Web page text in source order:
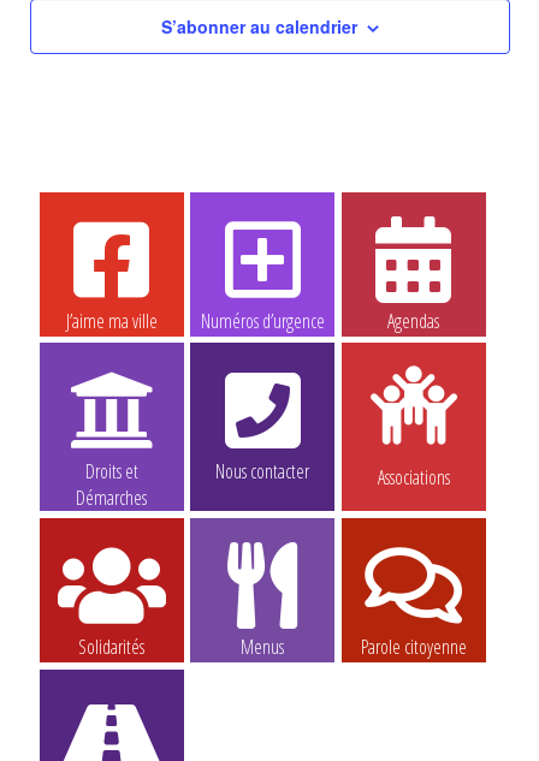
S’abonner au calendrier
J’aime ma ville Numéros d’urgence Agendas
Droits et
Démarches
Nous contacter Associations
Solidarités Menus Parole citoyenne